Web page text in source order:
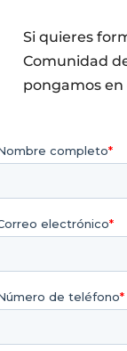
Si quieres
Comunidad
pongamos